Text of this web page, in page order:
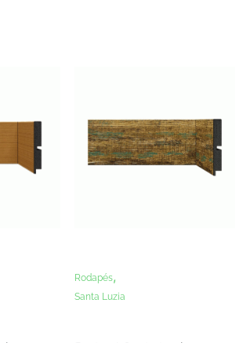
Rodapés,
Santa Luzia